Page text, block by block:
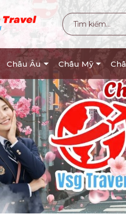
Châu Âu Châu Mỹ